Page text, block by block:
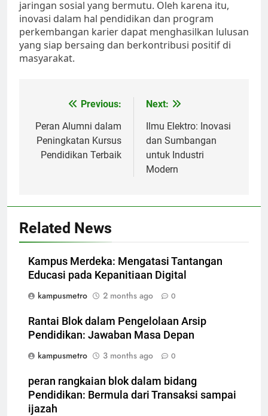
jaringan sosial yang bermutu. Oleh karena itu,
inovasi dalam hal pendidikan dan program
perkembangan karier dapat menghasilkan lulusan
yang siap bersaing dan berkontribusi positif di
masyarakat.
navigation
Previous:
Peran Alumni dalam
Peningkatan Kursus
Pendidikan Terbaik
Next:
Ilmu Elektro: Inovasi
dan Sumbangan
untuk Industri
Modern
Related News
Kampus Merdeka: Mengatasi Tantangan
Educasi pada Kepanitiaan Digital
kampusmetro
2 months ago 0
Rantai Blok dalam Pengelolaan Arsip
Pendidikan: Jawaban Masa Depan
kampusmetro
3 months ago 0
peran rangkaian blok dalam bidang
Pendidikan: Bermula dari Transaksi sampai
ijazah